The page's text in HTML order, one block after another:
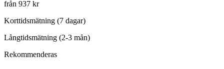
från 937 kr
Korttidsmätning (7 dagar)
Långtidsmätning (2-3 mån)
Rekommenderas